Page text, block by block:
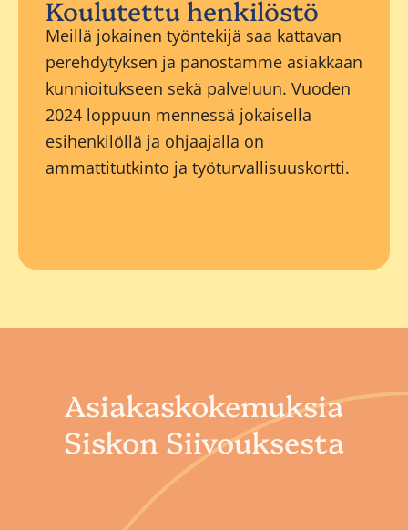
Koulutettu henkilöstö
Meillä jokainen työntekijä saa kattavan
perehdytyksen ja panostamme asiakkaan
kunnioitukseen sekä palveluun. Vuoden
2024 loppuun mennessä jokaisella
esihenkilöllä ja ohjaajalla on
ammattitutkinto ja työturvallisuuskortti.
Asiakaskokemuksia
Siskon Siivouksesta